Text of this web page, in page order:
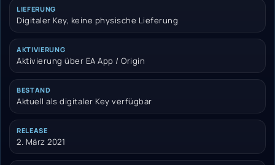
LIEFERUNG
Digitaler Key, keine physische Lieferung
AKTIVIERUNG
Aktivierung über EA App / Origin
BESTAND
Aktuell als digitaler Key verfügbar
RELEASE
2. März 2021